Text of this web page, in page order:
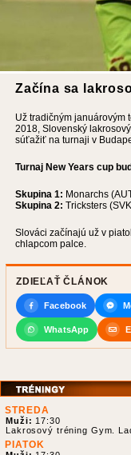
Začína sa
Už tradičným januárovým
2018, Slovenský
súťažiť na turnaji v
Turnaj New Years cup
Skupina 1: Monarchs
Skupina 2: Tricksters
Slováci začínajú už v
chlapcom palce.
ZDIEĽAŤ ČLÁNOK
Facebook
WhatsApp
STREDA
Muži: 17:30
Lakrosový tréning Gym.
PIATOK